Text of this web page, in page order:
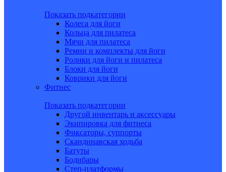
Показать подкатегории
Колеса для йоги
Кольца для пилатеса
Мячи для пилатеса
Ремни и комплекты для йоги
Ролики для йоги и пилатеса
Блоки для йоги
Коврики для йоги
Фитнес
Показать подкатегории
Другой инвентарь и аксессуары
Экипировка для фитнеса
Фиксаторы, суппорты
Скандинавская ходьба
Батуты
Бодибары
Степ-платформы